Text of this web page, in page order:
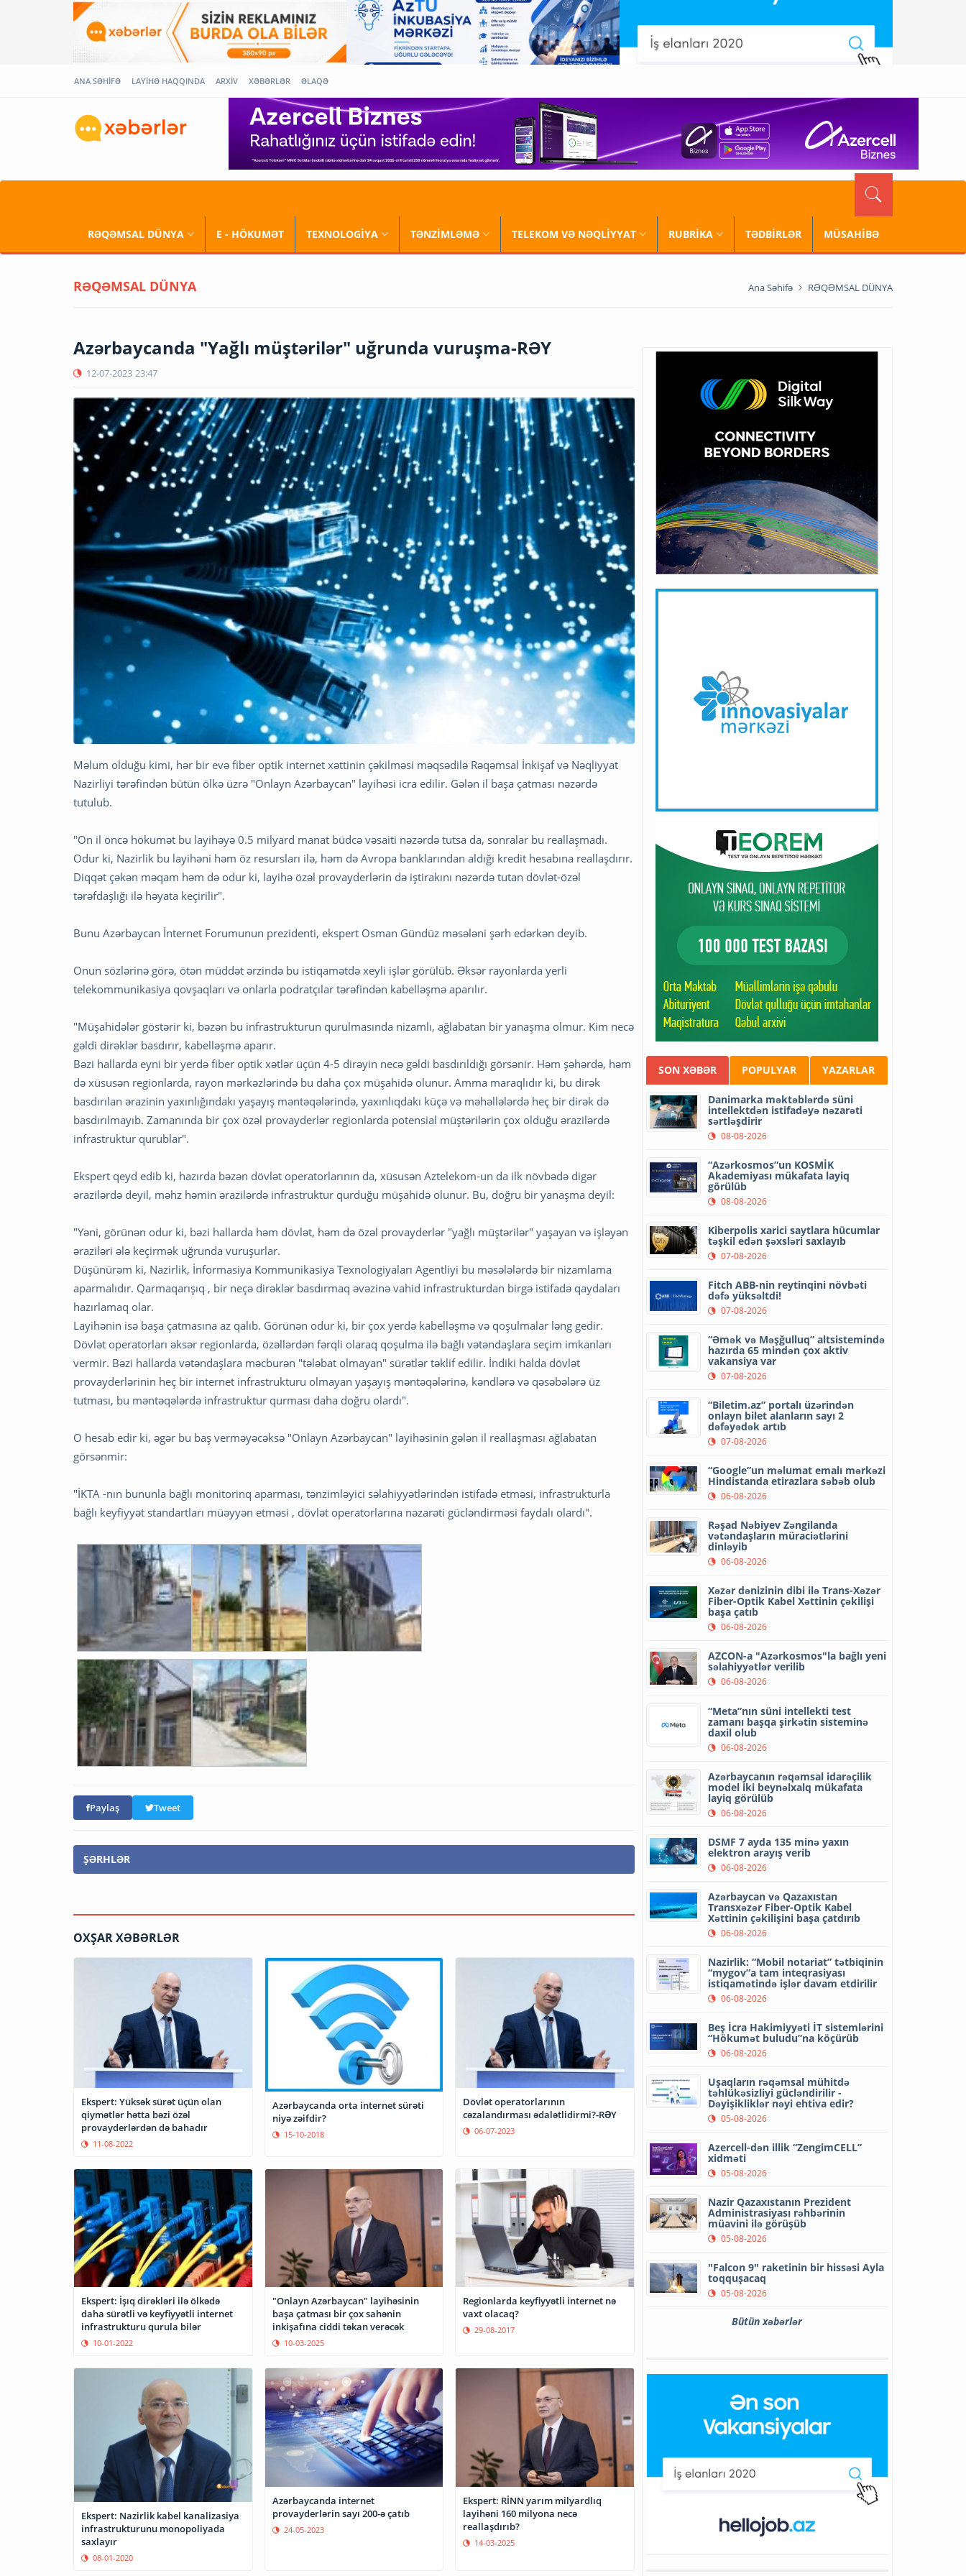
ANA SƏHİFƏ LAYİHƏ HAQQINDA ARXİV XƏBƏRLƏR ƏLAQƏ
RƏQƏMSAL DÜNYA E - HÖKUMƏT TEXNOLOGİYA TƏNZİMLƏMƏ TELEKOM VƏ NƏQLİYYAT RUBRİKA TƏDBİRLƏR MÜSAHİBƏ
RƏQƏMSAL DÜNYA Ana Səhifə RƏQƏMSAL DÜNYA
Azərbaycanda "Yağlı müştərilər" uğrunda vuruşma-RƏY
12-07-2023 23:47
Məlum olduğu kimi, hər bir evə fiber optik internet xəttinin çəkilməsi məqsədilə Rəqəmsal İnkişaf və Nəqliyyat
Nazirliyi tərəfindən bütün ölkə üzrə "Onlayn Azərbaycan" layihəsi icra edilir. Gələn il başa çatması nəzərdə
tutulub.
"On il öncə hökumət bu layihəyə 0.5 milyard manat büdcə vəsaiti nəzərdə tutsa da, sonralar bu reallaşmadı.
Odur ki, Nazirlik bu layihəni həm öz resursları ilə, həm də Avropa banklarından aldığı kredit hesabına reallaşdırır.
Diqqət çəkən məqam həm də odur ki, layihə özəl provayderlərin də iştirakını nəzərdə tutan dövlət-özəl
tərəfdaşlığı ilə həyata keçirilir".
Bunu Azərbaycan İnternet Forumunun prezidenti, ekspert Osman Gündüz məsələni şərh edərkən deyib.
Onun sözlərinə görə, ötən müddət ərzində bu istiqamətdə xeyli işlər görülüb. Əksər rayonlarda yerli
telekommunikasiya qovşaqları və onlarla podratçılar tərəfindən kabelləşmə aparılır.
"Müşahidələr göstərir ki, bəzən bu infrastrukturun qurulmasında nizamlı, ağlabatan bir yanaşma olmur. Kim necə
gəldi dirəklər basdırır, kabelləşmə aparır.
Bəzi hallarda eyni bir yerdə fiber optik xətlər üçün 4-5 dirəyin necə gəldi basdırıldığı görsənir. Həm şəhərdə, həm
də xüsusən regionlarda, rayon mərkəzlərində bu daha çox müşahidə olunur. Amma maraqlıdır ki, bu dirək
basdırılan ərazinin yaxınlığındakı yaşayış məntəqələrində, yaxınlıqdakı küçə və məhəllələrdə heç bir dirək də
basdırılmayıb. Zamanında bir çox özəl provayderlər regionlarda potensial müştərilərin çox olduğu ərazilərdə
infrastruktur qurublar".
Ekspert qeyd edib ki, hazırda bəzən dövlət operatorlarının da, xüsusən Aztelekom-un da ilk növbədə digər
ərazilərdə deyil, məhz həmin ərazilərdə infrastruktur qurduğu müşahidə olunur. Bu, doğru bir yanaşma deyil:
"Yəni, görünən odur ki, bəzi hallarda həm dövlət, həm də özəl provayderlər "yağlı müştərilər" yaşayan və işləyən
əraziləri ələ keçirmək uğrunda vuruşurlar.
Düşünürəm ki, Nazirlik, İnformasiya Kommunikasiya Texnologiyaları Agentliyi bu məsələlərdə bir nizamlama
aparmalıdır. Qarmaqarışıq , bir neçə dirəklər basdırmaq əvəzinə vahid infrastrukturdan birgə istifadə qaydaları
hazırlamaq olar.
Layihənin isə başa çatmasına az qalıb. Görünən odur ki, bir çox yerdə kabelləşmə və qoşulmalar ləng gedir.
Dövlət operatorları əksər regionlarda, özəllərdən fərqli olaraq qoşulma ilə bağlı vətəndaşlara seçim imkanları
vermir. Bəzi hallarda vətəndaşlara məcburən "tələbat olmayan" sürətlər təklif edilir. İndiki halda dövlət
provayderlərinin heç bir internet infrastrukturu olmayan yaşayış məntəqələrinə, kəndlərə və qəsəbələrə üz
tutması, bu məntəqələrdə infrastruktur qurması daha doğru olardı".
O hesab edir ki, əgər bu baş verməyəcəksə "Onlayn Azərbaycan" layihəsinin gələn il reallaşması ağlabatan
görsənmir:
"İKTA -nın bununla bağlı monitorinq aparması, tənzimləyici səlahiyyətlərindən istifadə etməsi, infrastrukturla
bağlı keyfiyyət standartları müəyyən etməsi , dövlət operatorlarına nəzarəti gücləndirməsi faydalı olardı".
Paylaş Tweet
ŞƏRHLƏR
OXŞAR XƏBƏRLƏR
Ekspert: Yüksək sürət üçün olan
qiymətlər hətta bəzi özəl
provayderlərdən də bahadır
11-08-2022
Azərbaycanda orta internet sürəti
niyə zəifdir?
15-10-2018
Dövlət operatorlarının
cəzalandırması ədalətlidirmi?-RƏY
06-07-2023
Ekspert: İşıq dirəkləri ilə ölkədə
daha sürətli və keyfiyyətli internet
infrastrukturu qurula bilər
10-01-2022
"Onlayn Azərbaycan" layihəsinin
başa çatması bir çox sahənin
inkişafına ciddi təkan verəcək
10-03-2025
Regionlarda keyfiyyətli internet nə
vaxt olacaq?
29-08-2017
Ekspert: Nazirlik kabel kanalizasiya
infrastrukturunu monopoliyada
saxlayır
08-01-2020
Azərbaycanda internet
provayderlərin sayı 200-ə çatıb
24-05-2023
Ekspert: RİNN yarım milyardlıq
layihəni 160 milyona necə
reallaşdırıb?
14-03-2025
SON XƏBƏR POPULYAR YAZARLAR
Danimarka məktəblərdə süni
intellektdən istifadəyə nəzarəti
sərtləşdirir
08-08-2026
“Azərkosmos”un KOSMİK
Akademiyası mükafata layiq
görülüb
08-08-2026
Kiberpolis xarici saytlara hücumlar
təşkil edən şəxsləri saxlayıb
07-08-2026
Fitch ABB-nin reytinqini növbəti
dəfə yüksəltdi!
07-08-2026
“Əmək və Məşğulluq” altsistemində
hazırda 65 mindən çox aktiv
vakansiya var
07-08-2026
“Biletim.az” portalı üzərindən
onlayn bilet alanların sayı 2
dəfəyədək artıb
07-08-2026
“Google”un məlumat emalı mərkəzi
Hindistanda etirazlara səbəb olub
06-08-2026
Rəşad Nəbiyev Zəngilanda
vətəndaşların müraciətlərini
dinləyib
06-08-2026
Xəzər dənizinin dibi ilə Trans-Xəzər
Fiber-Optik Kabel Xəttinin çəkilişi
başa çatıb
06-08-2026
AZCON-a "Azərkosmos"la bağlı yeni
səlahiyyətlər verilib
06-08-2026
“Meta”nın süni intellekti test
zamanı başqa şirkətin sisteminə
daxil olub
06-08-2026
Azərbaycanın rəqəmsal idarəçilik
model iki beynəlxalq mükafata
layiq görülüb
06-08-2026
DSMF 7 ayda 135 minə yaxın
elektron arayış verib
06-08-2026
Azərbaycan və Qazaxıstan
Transxəzər Fiber-Optik Kabel
Xəttinin çəkilişini başa çatdırıb
06-08-2026
Nazirlik: “Mobil notariat” tətbiqinin
“mygov”a tam inteqrasiyası
istiqamətində işlər davam etdirilir
06-08-2026
Beş İcra Hakimiyyəti İT sistemlərini
“Hökumət buludu”na köçürüb
06-08-2026
Uşaqların rəqəmsal mühitdə
təhlükəsizliyi gücləndirilir -
Dəyişikliklər nəyi ehtiva edir?
05-08-2026
Azercell-dən illik “ZengimCELL”
xidməti
05-08-2026
Nazir Qazaxıstanın Prezident
Administrasiyası rəhbərinin
müavini ilə görüşüb
05-08-2026
"Falcon 9" raketinin bir hissəsi Ayla
toqquşacaq
05-08-2026
Bütün xəbərlər